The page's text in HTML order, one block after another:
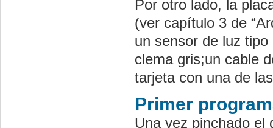
Por otro lado, la
(ver capítulo 3 de
un sensor de luz
clema gris;un cable
tarjeta con una de
Primer
Una vez pinchado el